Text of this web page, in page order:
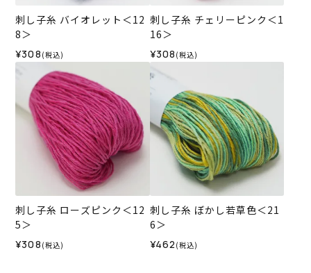
刺し子糸 バイオレット＜12
8＞
¥308 (税込)
刺し子糸 チェリーピンク＜1
16＞
¥308 (税込)
刺し子糸 ローズピンク＜12
5＞
¥308 (税込)
刺し子糸 ぼかし若草色＜21
6＞
¥462 (税込)